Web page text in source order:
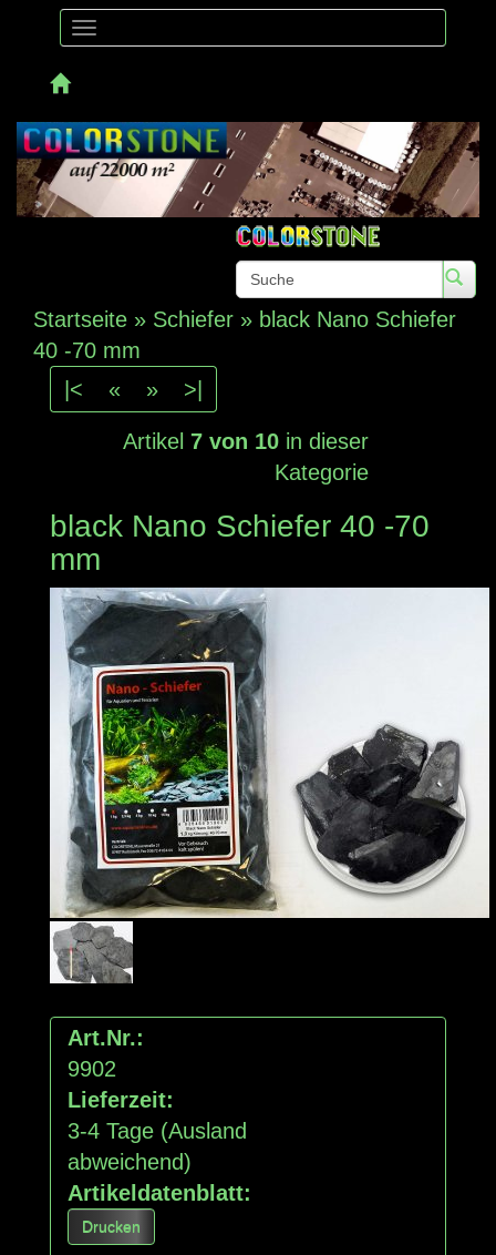
Toggle
Startseite » Schiefer » black Nano Schiefer
40 -70 mm
|<
« » >|
Artikel7 von 10 in dieser
Kategorie
black Nano Schiefer 40 -70
mm
Art.Nr.:
9902
Lieferzeit:
3-4 Tage (Ausland
abweichend)
Artikeldatenblatt:
Drucken